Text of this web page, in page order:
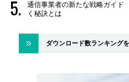
通信事業者の新たな戦略ガイ
く秘訣とは
ダウンロード数ランキング